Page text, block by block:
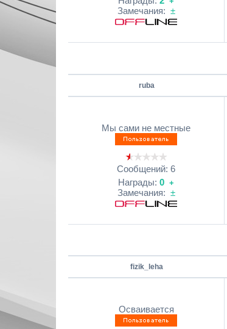
Замечания: ±
ruba
Мы сами не местные
Сообщений: 6
Награды: 0 +
Замечания: ±
fizik_leha
Осваивается